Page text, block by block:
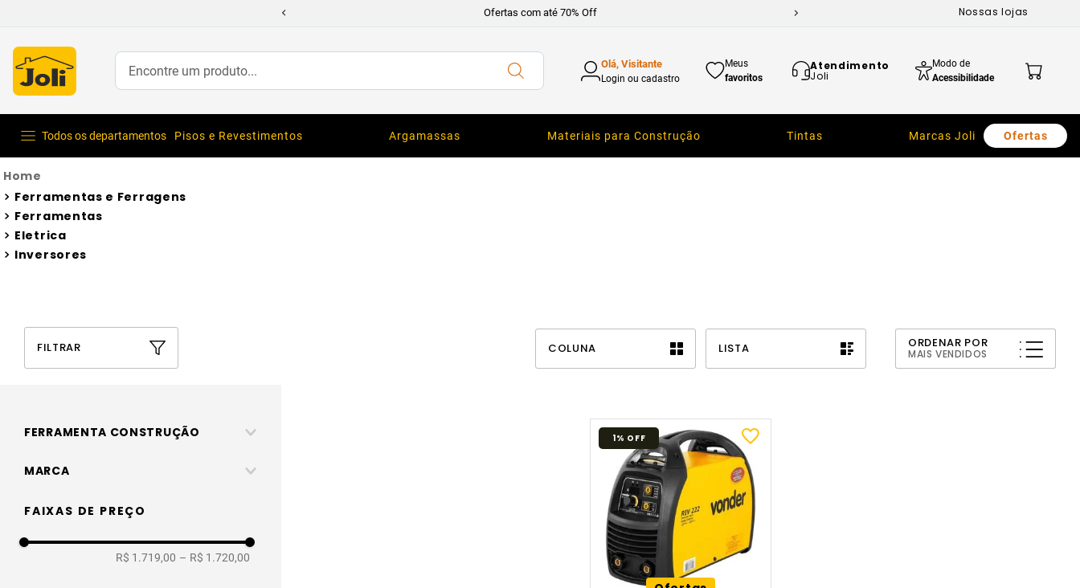
Ofertas com até 70% Off Nossas lojas
Encontre um produto... Olá, Visitante
Login ou cadastro
Meus
favoritos
Atendimento
Joli
Modo de
Acessibilidade
Todos os departamentos Pisos e Revestimentos Argamassas Materiais para Construção Tintas Marcas Joli Ofertas
Ferramentas e Ferragens
Ferramentas
Eletrica
Inversores
COLUNA LISTA ORDENAR POR
MAIS VENDIDOS
FILTRAR
FERRAMENTA CONSTRUÇÃO
Disco e Solda
MARCA
Vonder
FAIXAS DE PREÇO
R$ 1.719,00 – R$ 1.720,00
1% OFF